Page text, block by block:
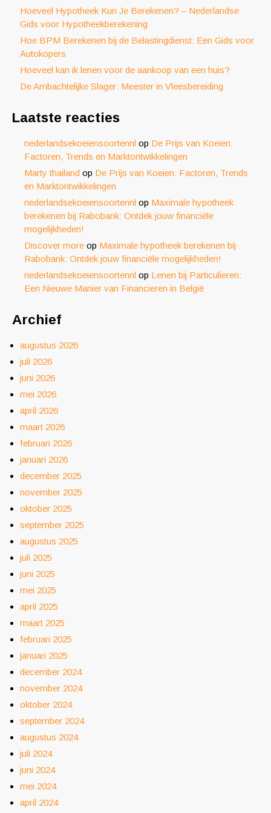
Hoeveel Hypotheek Kun Je Berekenen? – Nederlandse
Gids voor Hypotheekberekening
Hoe BPM Berekenen bij de Belastingdienst: Een Gids voor
Autokopers
Hoeveel kan ik lenen voor de aankoop van een huis?
De Ambachtelijke Slager: Meester in Vleesbereiding
Laatste reacties
nederlandsekoeiensoortennl op De Prijs van Koeien:
Factoren, Trends en Marktontwikkelingen
Marty thailand op De Prijs van Koeien: Factoren, Trends
en Marktontwikkelingen
nederlandsekoeiensoortennl op Maximale hypotheek
berekenen bij Rabobank: Ontdek jouw financiële
mogelijkheden!
Discover more op Maximale hypotheek berekenen bij
Rabobank: Ontdek jouw financiële mogelijkheden!
nederlandsekoeiensoortennl op Lenen bij Particulieren:
Een Nieuwe Manier van Financieren in België
Archief
augustus 2026
juli 2026
juni 2026
mei 2026
april 2026
maart 2026
februari 2026
januari 2026
december 2025
november 2025
oktober 2025
september 2025
augustus 2025
juli 2025
juni 2025
mei 2025
april 2025
maart 2025
februari 2025
januari 2025
december 2024
november 2024
oktober 2024
september 2024
augustus 2024
juli 2024
juni 2024
mei 2024
april 2024